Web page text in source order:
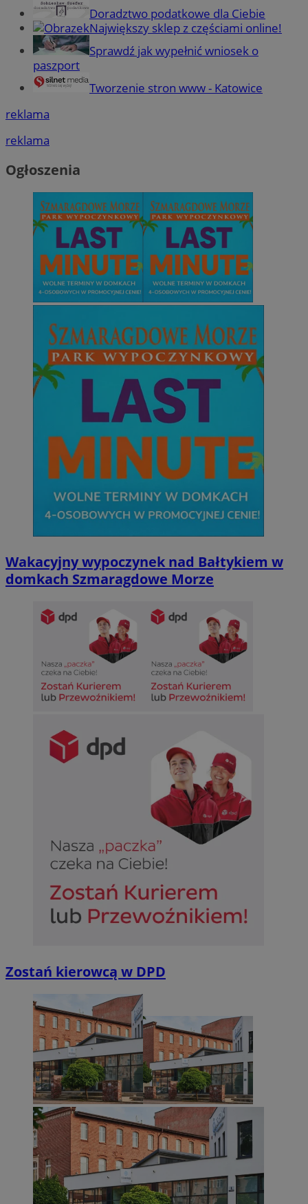
Doradztwo podatkowe dla Ciebie
Największy sklep z częściami online!
Sprawdź jak wypełnić wniosek o
paszport
Tworzenie stron www - Katowice
reklama
reklama
Ogłoszenia
Wakacyjny wypoczynek nad Bałtykiem w
domkach Szmaragdowe Morze
Zostań kierowcą w DPD